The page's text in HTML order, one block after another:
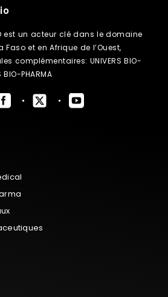
est un acteur clé dans le domaine
et en Afrique de l’Ouest,
complémentaires: UNIVERS BIO-
BIO-PHARMA